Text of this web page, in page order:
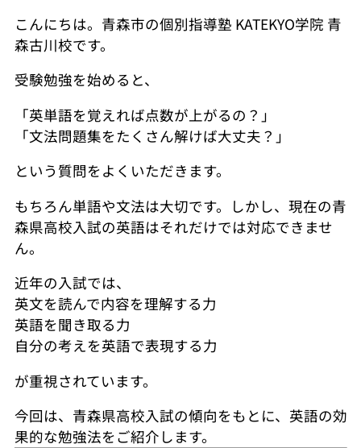
こんにちは。青森市の個別指導塾 KATEKYO学院 青
森古川校です。
受験勉強を始めると、
「英単語を覚えれば点数が上がるの？」
「文法問題集をたくさん解けば大丈夫？」
という質問をよくいただきます。
もちろん単語や文法は大切です。しかし、現在の青
森県高校入試の英語はそれだけでは対応できませ
ん。
近年の入試では、
英文を読んで内容を理解する力
英語を聞き取る力
自分の考えを英語で表現する力
が重視されています。
今回は、青森県高校入試の傾向をもとに、英語の効
果的な勉強法をご紹介します。